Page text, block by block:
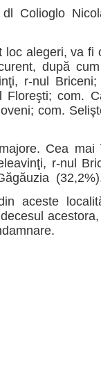
Colioglo
alegeri, va fi
după
r-nul
com.
com.
Cea
r-nul
aceste